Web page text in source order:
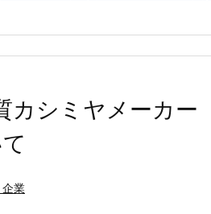
カシミヤメーカー
業